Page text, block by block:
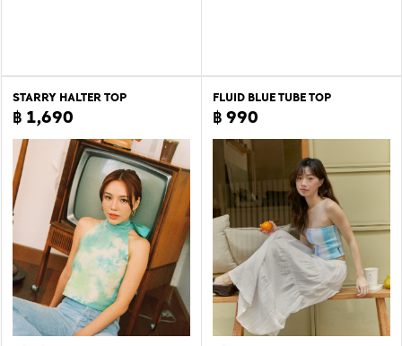
STARRY HALTER TOP
฿ 1,690
FLUID BLUE TUBE TOP
฿ 990